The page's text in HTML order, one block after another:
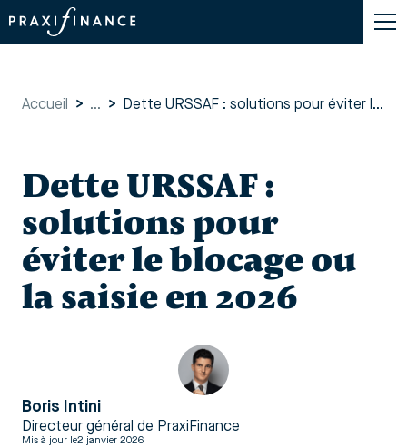
Accueil > ... > Dette URSSAF : solutions pour éviter le blocage ou la saisie en 2026
Dette URSSAF :
solutions pour
éviter le blocage ou
la saisie en 2026
Boris Intini
Directeur général de PraxiFinance
Mis à jour le2 janvier 2026